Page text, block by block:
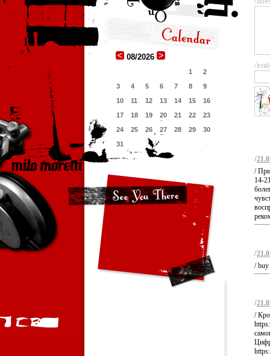
08/2026
1
2
3
4 5 6 7 8
9
10
11 12 13 14 15
16
17
18 19 20 21 22
23
24
25 26 27 28 29
30
31
/
/
/
14-
/
/ buy
/
/